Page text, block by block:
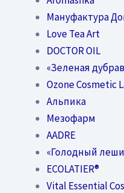
Мануфактура
Love Tea Art
DOCTOR OIL
«Зеленая
Ozone Cosmetic
Альпика
Мезофарм
AADRE
«Голодный
EСОLATIER®
Vital Essential